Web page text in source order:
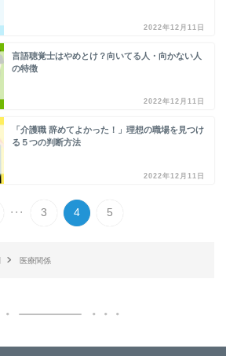
2022年12月11日
言語聴覚士はやめとけ？向いてる人・向かない人
の特徴
2022年12月11日
「介護職 辞めてよかった！」理想の職場を見つけ
る５つの判断方法
2022年12月11日
... 3 4 5
医療関係